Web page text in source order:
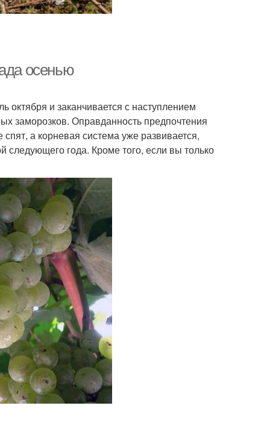
осенью
и заканчивается с наступлением
заморозков. Оправданность предпочтения
а корневая система уже развивается,
следующего года. Кроме того, если вы только